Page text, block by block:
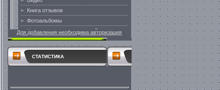
Для добавления необходима авторизация
СТАТИСТИКА